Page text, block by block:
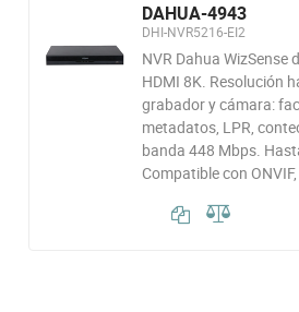
DAHUA-4943
DHI-NVR5216-EI2
NVR Dahua WizSense
HDMI 8K. Resolución
grabador y cámara:
metadatos, LPR,
banda 448 Mbps.
Compatible con